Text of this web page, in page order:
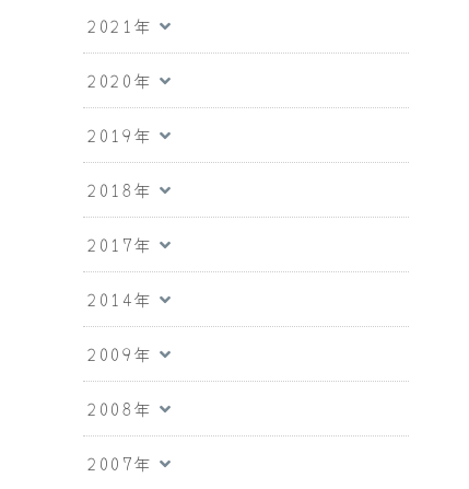
2021年
2020年
2019年
2018年
2017年
2014年
2009年
2008年
2007年